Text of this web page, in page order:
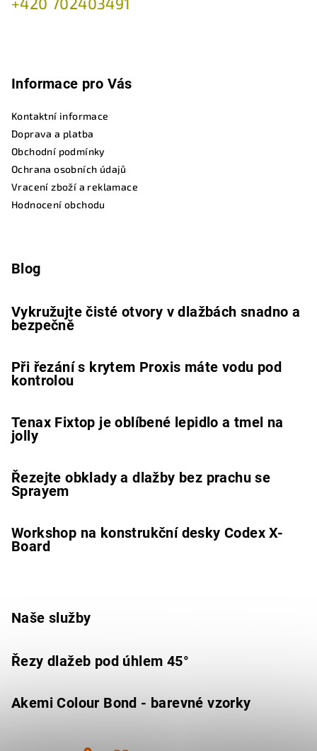
Informace pro Vás
Kontaktní informace
Doprava a platba
Obchodní podmínky
Ochrana osobních údajů
Vracení zboží a reklamace
Hodnocení obchodu
Blog
Vykružujte čisté otvory v dlažbách snadno a
bezpečně
Při řezání s krytem Proxis máte vodu pod
kontrolou
Tenax Fixtop je oblíbené lepidlo a tmel na
jolly
Řezejte obklady a dlažby bez prachu se
Sprayem
Workshop na konstrukční desky Codex X-
Board
Naše služby
Řezy dlažeb pod úhlem 45°
Akemi Colour Bond - barevné vzorky